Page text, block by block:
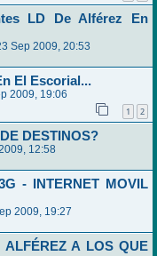
LD De Alférez En
Sep 2009, 20:53
El Escorial...
2009, 19:06
1 2
DESTINOS?
12:58
- INTERNET MOVIL
2009, 19:27
ALFÉREZ A LOS QUE